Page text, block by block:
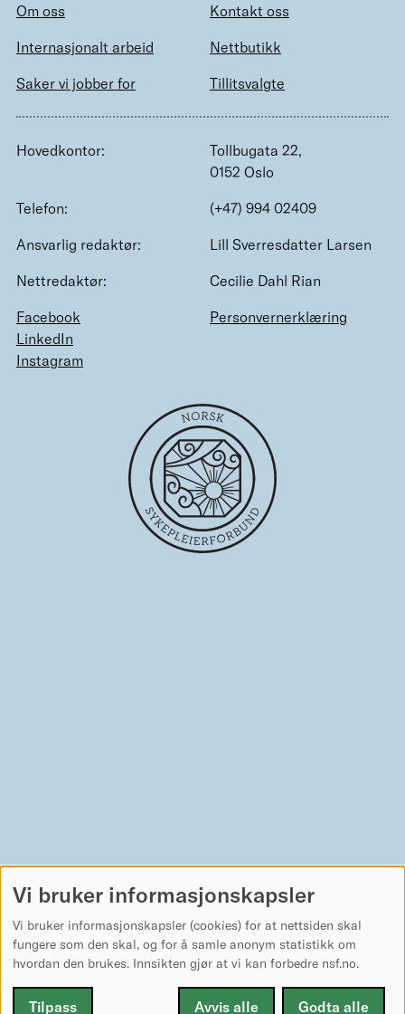
Om oss
Kontakt oss
Internasjonalt arbeid
Nettbutikk
Saker vi jobber for
Tillitsvalgte
Hovedkontor:
Tollbugata 22,
0152 Oslo
Telefon:
(+47) 994 02409
Ansvarlig redaktør:
Lill Sverresdatter Larsen
Nettredaktør:
Cecilie Dahl Rian
Facebook
LinkedIn
Instagram
Personvernerklæring
Vi bruker informasjonskapsler
Vi bruker informasjonskapsler (cookies) for at nettsiden skal
fungere som den skal, og for å samle anonym statistikk om
hvordan den brukes. Innsikten gjør at vi kan forbedre nsf.no.
Tilpass Avvis alle Godta alle